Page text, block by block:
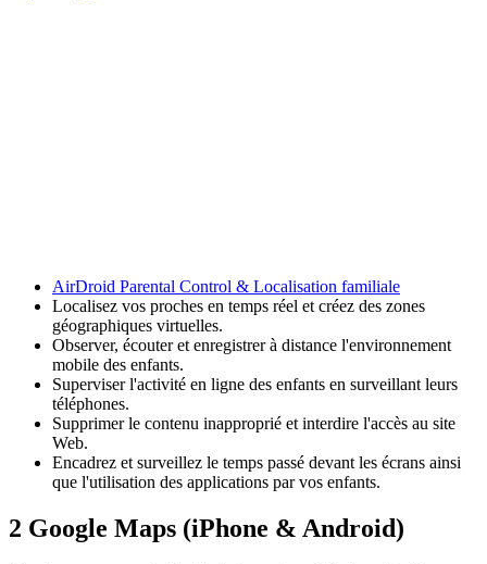
AirDroid Parental Control & Localisation familiale
Localisez vos proches en temps réel et créez des zones
géographiques virtuelles.
Observer, écouter et enregistrer à distance l'environnement
mobile des enfants.
Superviser l'activité en ligne des enfants en surveillant leurs
téléphones.
Supprimer le contenu inapproprié et interdire l'accès au site
Web.
Encadrez et surveillez le temps passé devant les écrans ainsi
que l'utilisation des applications par vos enfants.
2 Google Maps (iPhone & Android)